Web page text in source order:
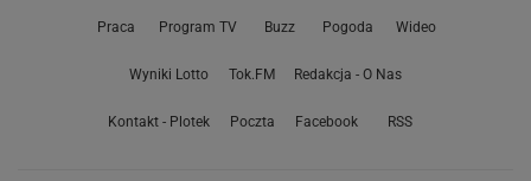
Praca Program TV Buzz Pogoda Wideo
Wyniki Lotto Tok.FM Redakcja - O Nas
Kontakt - Plotek Poczta Facebook RSS